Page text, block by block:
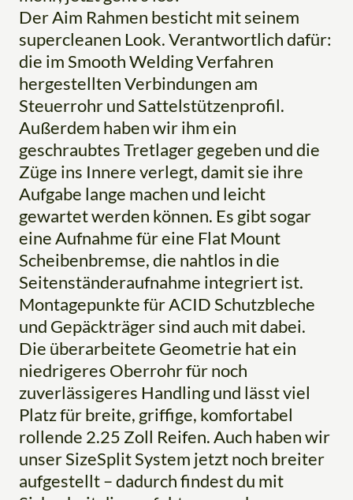
Der Aim Rahmen besticht mit seinem
supercleanen Look. Verantwortlich dafür:
die im Smooth Welding Verfahren
hergestellten Verbindungen am
Steuerrohr und Sattelstützenprofil.
Außerdem haben wir ihm ein
geschraubtes Tretlager gegeben und die
Züge ins Innere verlegt, damit sie ihre
Aufgabe lange machen und leicht
gewartet werden können. Es gibt sogar
eine Aufnahme für eine Flat Mount
Scheibenbremse, die nahtlos in die
Seitenständeraufnahme integriert ist.
Montagepunkte für ACID Schutzbleche
und Gepäckträger sind auch mit dabei.
Die überarbeitete Geometrie hat ein
niedrigeres Oberrohr für noch
zuverlässigeres Handling und lässt viel
Platz für breite, griffige, komfortabel
rollende 2.25 Zoll Reifen. Auch haben wir
unser SizeSplit System jetzt noch breiter
aufgestellt – dadurch findest du mit